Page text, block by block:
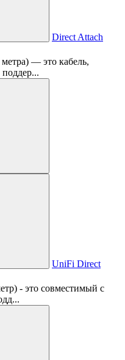
Direct Attach
— это кабель,
UniFi Direct
- это совместимый с